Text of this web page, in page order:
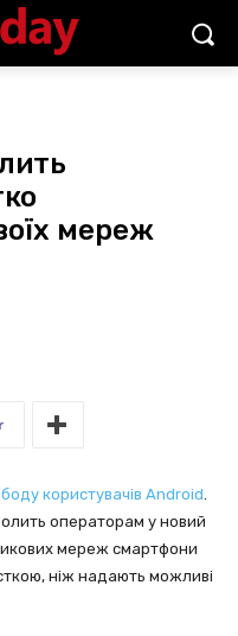
мереж
користувачів Android.
операторам у новий
мереж смартфони
ніж надають можливі